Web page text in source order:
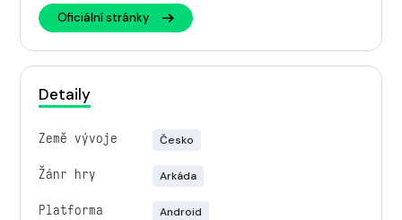
Oficiální stránky
Detaily
Země vývoje Česko
Žánr hry Arkáda
Platforma Android